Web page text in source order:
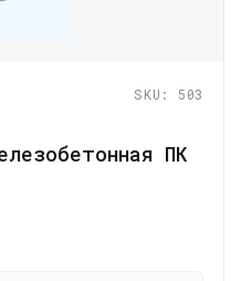
SKU: 503
ПК